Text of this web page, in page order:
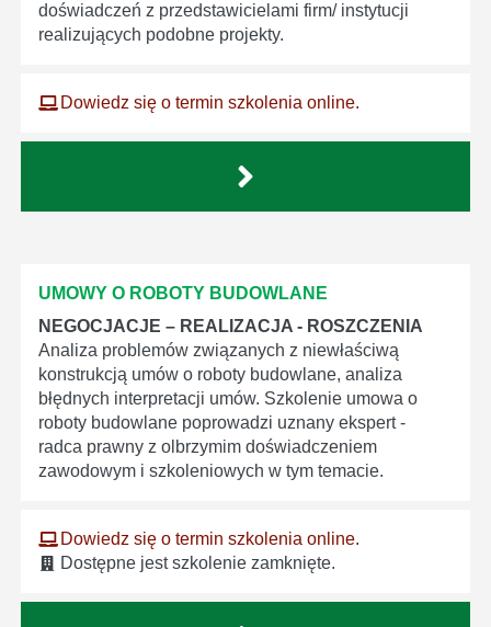
doświadczeń z przedstawicielami firm/ instytucji
realizujących podobne projekty.
Dowiedz się o termin szkolenia online.
UMOWY O ROBOTY BUDOWLANE
NEGOCJACJE – REALIZACJA - ROSZCZENIA
Analiza problemów związanych z niewłaściwą
konstrukcją umów o roboty budowlane, analiza
błędnych interpretacji umów. Szkolenie umowa o
roboty budowlane poprowadzi uznany ekspert -
radca prawny z olbrzymim doświadczeniem
zawodowym i szkoleniowych w tym temacie.
Dowiedz się o termin szkolenia online.
Dostępne jest szkolenie zamknięte.